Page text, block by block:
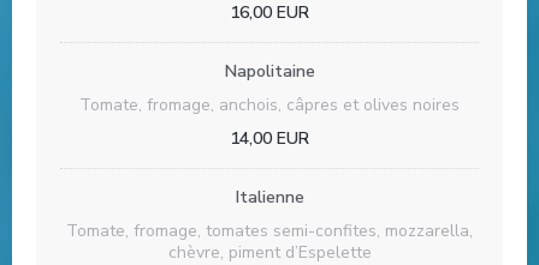
16,00 EUR
Napolitaine
Tomate, fromage, anchois, câpres et olives noires
14,00 EUR
Italienne
Tomate, fromage, tomates semi-confites, mozzarella,
chèvre, piment d’Espelette